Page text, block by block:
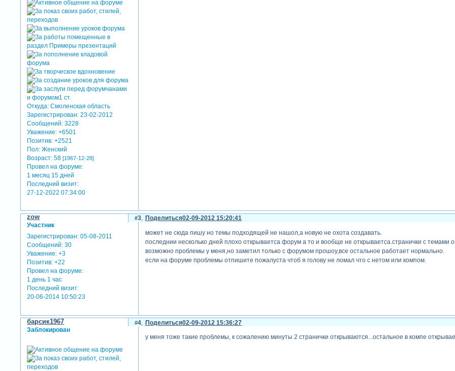
Откуда: Смоленская область
Зарегистрирован: 23-02-2012
Сообщений: 3228
Уважение: +6501
Позитив: +2521
Пол: Женский
Возраст: 58[1967-12-28]
Провел на форуме:
1 месяц 15 дней
Последний визит:
27-12-2022 07:34:00
Поделиться
3 02-09-2012 15:20:41
zow
Участник
Зарегистрирован: 05-08-2011
Сообщений: 30
Уважение: +3
Позитив: +22
Провел на форуме:
1 день 1 час
Последний визит:
20-06-2014 10:50:23
может не сюда пишу но темы подходящей не нашол,а новую не охота создавать.
последнии несколько дней плохо открываетса форум а то и вообще не открываетса.странички с темами
возможно проблемы у меня,но заметил только с форумом прошоу,все остальное работает нормально.
если на форуме проблемы отпишите пожалуста чтоб я голову не ломал что с нетом или компом.
Поделиться
4 02-09-2012 15:36:27
барсик1967
Заблокирован
у меня тоже такие проблемы, к сожалению минуты 2 странички открываются...остальное в компе